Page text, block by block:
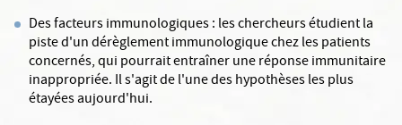
Des facteurs immunologiques : les chercheurs étudient la
piste d'un dérèglement immunologique chez les patients
concernés, qui pourrait entraîner une réponse immunitaire
inappropriée. Il s'agit de l'une des hypothèses les plus
étayées aujourd'hui.